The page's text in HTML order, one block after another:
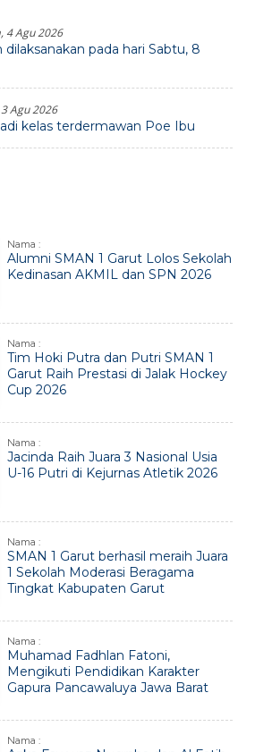
4 Agu 2026
dilaksanakan pada hari Sabtu, 8
Agu 2026
kelas terdermawan Poe Ibu
Nama :
Alumni SMAN 1 Garut Lolos Sekolah
Kedinasan AKMIL dan SPN 2026
Nama :
Tim Hoki Putra dan Putri SMAN 1
Garut Raih Prestasi di Jalak Hockey
Cup 2026
Nama :
Jacinda Raih Juara 3 Nasional Usia
U-16 Putri di Kejurnas Atletik 2026
Nama :
SMAN 1 Garut berhasil meraih Juara
1 Sekolah Moderasi Beragama
Tingkat Kabupaten Garut
Nama :
Muhamad Fadhlan Fatoni,
Mengikuti Pendidikan Karakter
Gapura Pancawaluya Jawa Barat
Nama :